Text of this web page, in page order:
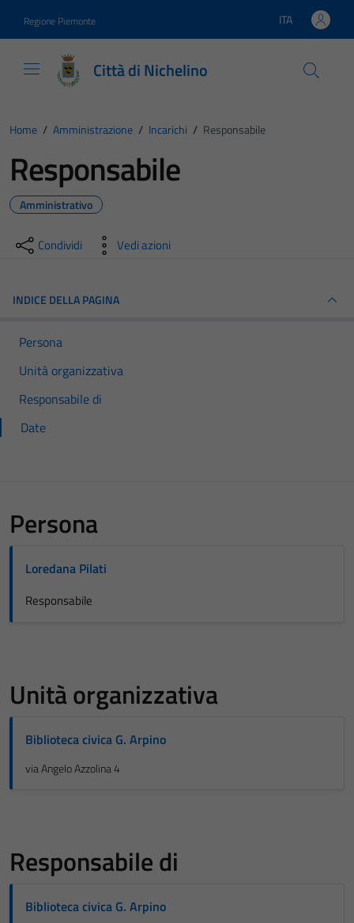
Regione Piemonte Lingua attiva:
ITA
Città di Nichelino
Home / Amministrazione / Incarichi / Responsabile
Responsabile
Amministrativo
Condividi Vedi azioni
INDICE DELLA PAGINA
Persona
Unità organizzativa
Responsabile di
Date
Persona
Loredana Pilati
Responsabile
Unità organizzativa
Biblioteca civica G. Arpino
via Angelo Azzolina 4
Responsabile di
Biblioteca civica G. Arpino